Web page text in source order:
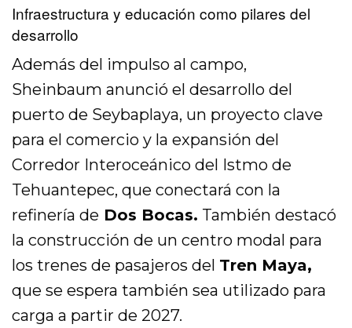
Infraestructura y educación como pilares del
desarrollo
Además del impulso al campo,
Sheinbaum anunció el desarrollo del
puerto de Seybaplaya, un proyecto clave
para el comercio y la expansión del
Corredor Interoceánico del Istmo de
Tehuantepec, que conectará con la
refinería de Dos Bocas. También destacó
la construcción de un centro modal para
los trenes de pasajeros del Tren Maya,
que se espera también sea utilizado para
carga a partir de 2027.